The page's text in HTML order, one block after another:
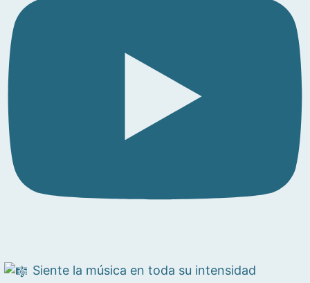
Siente la música en toda su intensidad